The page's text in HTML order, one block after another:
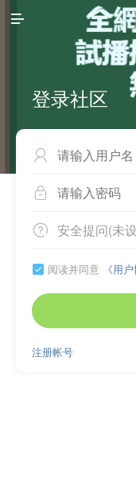

登录社区


 安全提问(未
 阅读并同意 《用
注册帐号